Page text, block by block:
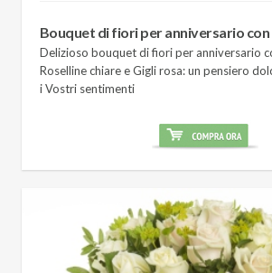
Bouquet di fiori per anniversario con
Delizioso bouquet di fiori per anniversario
Roselline chiare e Gigli rosa: un pensiero
i Vostri sentimenti